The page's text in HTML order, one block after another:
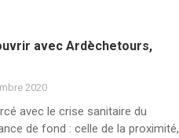
avec Ardèchetours,
2020
avec le crise sanitaire du
de fond : celle de la proximité,